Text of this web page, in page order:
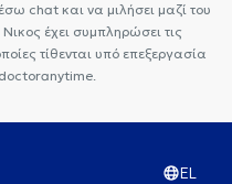
chat και να μιλήσει μαζί του
έχει συμπληρώσει τις
τίθενται υπό επεξεργασία
EL